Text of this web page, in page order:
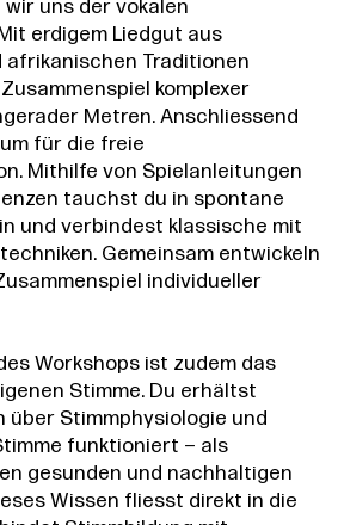
uns der vokalen
erdigem Liedgut aus
afrikanischen Traditionen
komplexer
Metren. Anschliessend
für die freie
Mithilfe von Spielanleitungen
tauchst du in spontane
und verbindest klassische mit
Gemeinsam entwickeln
individueller
Workshops ist zudem das
Stimme. Du erhältst
über Stimmphysiologie und
funktioniert – als
gesunden und nachhaltigen
Wissen fliesst direkt in die